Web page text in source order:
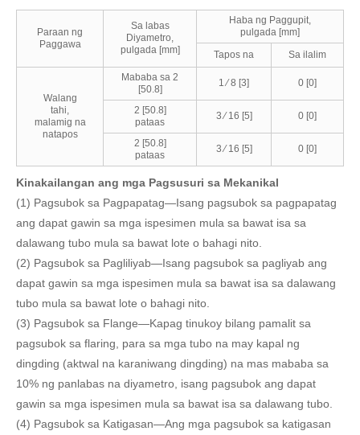
Paraan ng
Paggawa
Sa labas
Diyametro,
pulgada [mm]
Haba ng Paggupit,
pulgada [mm]
Tapos na
Sa ilalim
Walang
tahi,
malamig na
natapos
Mababa sa 2
[50.8]
1 ⁄ 8 [3] 0 [0]
2 [50.8]
pataas
3 ⁄ 16 [5] 0 [0]
2 [50.8]
pataas
3 ⁄ 16 [5] 0 [0]
Kinakailangan ang mga Pagsusuri sa Mekanikal
(1) Pagsubok sa Pagpapatag—Isang pagsubok sa pagpapatag
ang dapat gawin sa mga ispesimen mula sa bawat isa sa
dalawang tubo mula sa bawat lote o bahagi nito.
(2) Pagsubok sa Pagliliyab—Isang pagsubok sa pagliyab ang
dapat gawin sa mga ispesimen mula sa bawat isa sa dalawang
tubo mula sa bawat lote o bahagi nito.
(3) Pagsubok sa Flange—Kapag tinukoy bilang pamalit sa
pagsubok sa flaring, para sa mga tubo na may kapal ng
dingding (aktwal na karaniwang dingding) na mas mababa sa
10% ng panlabas na diyametro, isang pagsubok ang dapat
gawin sa mga ispesimen mula sa bawat isa sa dalawang tubo.
(4) Pagsubok sa Katigasan—Ang mga pagsubok sa katigasan